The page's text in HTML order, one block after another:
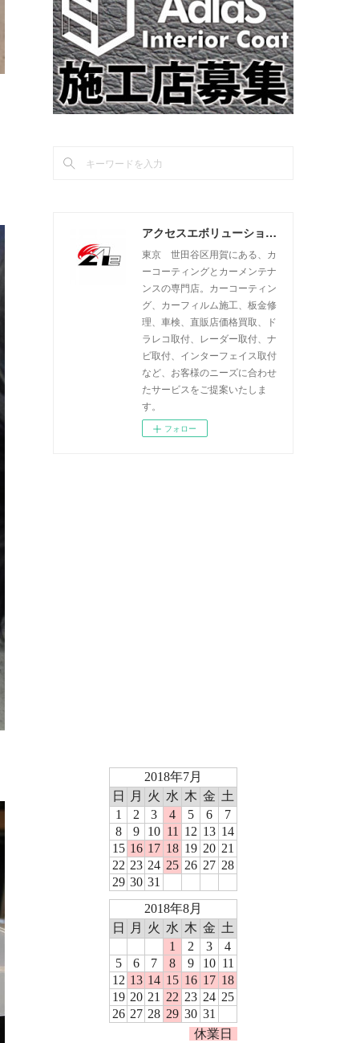
アクセスエボリューション用賀店 カーコーティング・カーメンテナンスの専門店
東京 世田谷区用賀にある、カ
ーコーティングとカーメンテナ
ンスの専門店。カーコーティン
グ、カーフィルム施工、板金修
理、車検、直販店価格買取、ド
ラレコ取付、レーダー取付、ナ
ビ取付、インターフェイス取付
など、お客様のニーズに合わせ
たサービスをご提案いたしま
す。
フォロー